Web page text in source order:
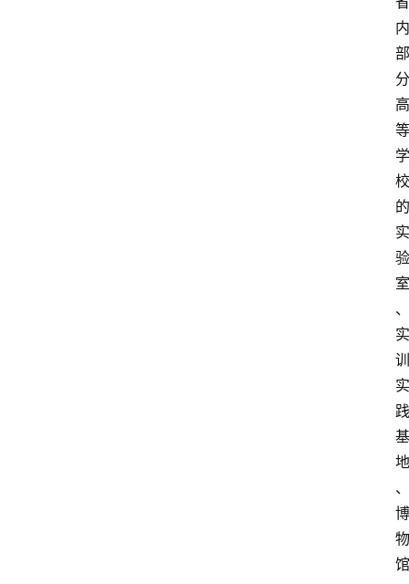
内
部
分
高
等
学
校
的
实
验
室
、
实
训
实
践
基
地
、
博
物
馆